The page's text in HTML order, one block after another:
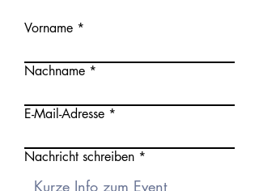
Vorname
Nachname
E-Mail-Adresse
Nachricht schreiben